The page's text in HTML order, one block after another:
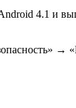
Android 4.1 и